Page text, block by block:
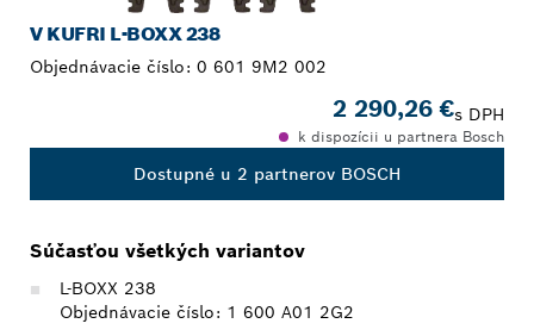
V KUFRI L-BOXX 238
Objednávacie číslo: 0 601 9M2 002
2 290,26 €s DPH
k dispozícii u partnera Bosch
Dostupné u 2 partnerov BOSCH
Súčasťou všetkých variantov
L-BOXX 238
Objednávacie číslo: 1 600 A01 2G2